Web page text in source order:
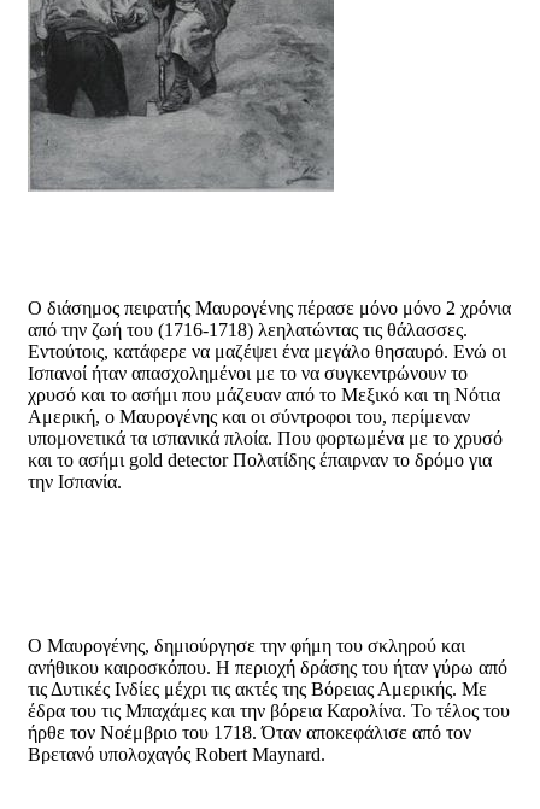
Ο διάσημος πειρατής Μαυρογένης πέρασε μόνο μόνο 2 χρόνια
από την ζωή του (1716-1718) λεηλατώντας τις θάλασσες.
Εντούτοις, κατάφερε να μαζέψει ένα μεγάλο θησαυρό. Ενώ οι
Ισπανοί ήταν απασχολημένοι με το να συγκεντρώνουν το
χρυσό και το ασήμι που μάζευαν από το Μεξικό και τη Νότια
Αμερική, ο Μαυρογένης και οι σύντροφοι του, περίμεναν
υπομονετικά τα ισπανικά πλοία. Που φορτωμένα με το χρυσό
και το ασήμι gold detector Πολατίδης έπαιρναν το δρόμο για
την Ισπανία.
Ο Μαυρογένης, δημιούργησε την φήμη του σκληρού και
ανήθικου καιροσκόπου. Η περιοχή δράσης του ήταν γύρω από
τις Δυτικές Ινδίες μέχρι τις ακτές της Βόρειας Αμερικής. Με
έδρα του τις Μπαχάμες και την βόρεια Καρολίνα. Το τέλος του
ήρθε τον Νοέμβριο του 1718. Όταν αποκεφάλισε από τον
Βρετανό υπολοχαγός Robert Maynard.